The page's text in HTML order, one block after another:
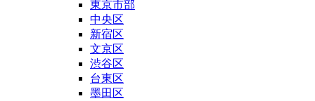
東京市部
中央区
新宿区
文京区
渋谷区
台東区
墨田区